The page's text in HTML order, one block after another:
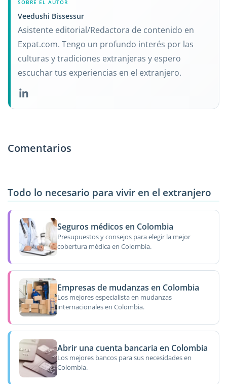
SOBRE EL AUTOR
Veedushi Bissessur
Asistente editorial/Redactora de contenido en
Expat.com. Tengo un profundo interés por las
culturas y tradiciones extranjeras y espero
escuchar tus experiencias en el extranjero.
Comentarios
Todo lo necesario para vivir en el extranjero
Seguros médicos en Colombia
Presupuestos y consejos para elegir la mejor
cobertura médica en Colombia.
Empresas de mudanzas en Colombia
Los mejores especialista en mudanzas
internacionales en Colombia.
Abrir una cuenta bancaria en Colombia
Los mejores bancos para sus necesidades en
Colombia.